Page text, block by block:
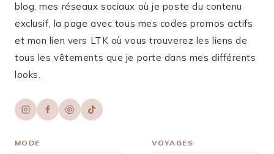
blog, mes réseaux sociaux où je poste du contenu
exclusif, la page avec tous mes codes promos actifs
et mon lien vers LTK où vous trouverez les liens de
tous les vêtements que je porte dans mes différents
looks.
MODE VOYAGES